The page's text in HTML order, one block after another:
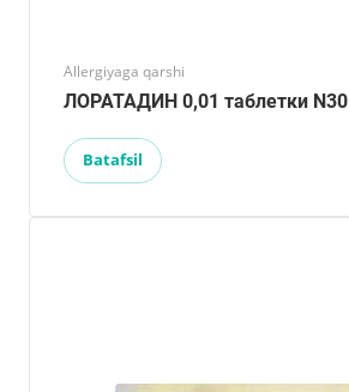
Allergiyaga qarshi
ЛОРАТАДИН 0,01 таблетки N30
Batafsil